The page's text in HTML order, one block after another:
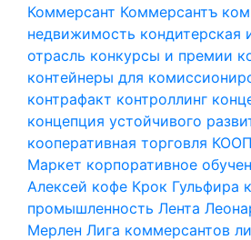
Коммерсант Коммерсантъ
недвижимость кондитерская
отрасль конкурсы и премии
контейнеры для
контрафакт контроллинг
концепция устойчивого
кооперативная торговля
Маркет корпоративное
Алексей кофе Крок Гульфира
промышленность Лента
Мерлен Лига коммерсантов